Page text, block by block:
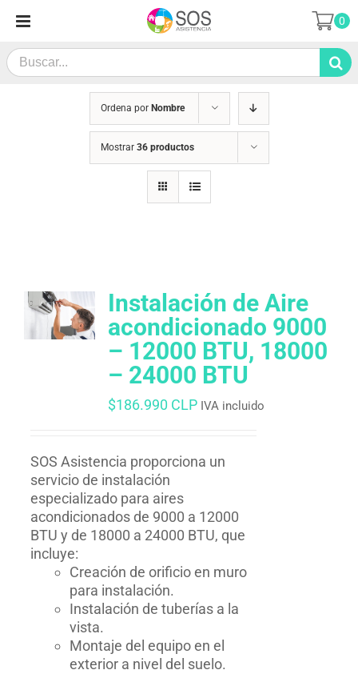
contenido
Search
for:
0
Ordena por Nombre
Mostrar 36 productos
Instalación de Aire
acondicionado 9000
– 12000 BTU, 18000
– 24000 BTU
$186.990 CLP IVA incluido
SOS Asistencia proporciona un
servicio de instalación
especializado para aires
acondicionados de 9000 a 12000
BTU y de 18000 a 24000 BTU, que
incluye:
Creación de orificio en muro
para instalación.
Instalación de tuberías a la
vista.
Montaje del equipo en el
exterior a nivel del suelo.